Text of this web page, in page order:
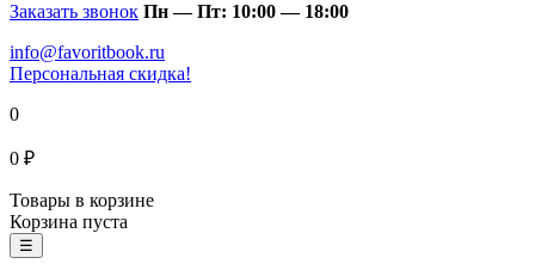
Заказать звонок Пн — Пт: 10:00 — 18:00
info@favoritbook.ru
Персональная скидка!
0
0 ₽
Товары в корзине
Корзина пуста
☰